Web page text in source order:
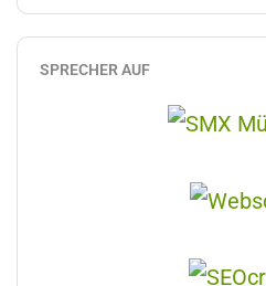
SPRECHER AUF